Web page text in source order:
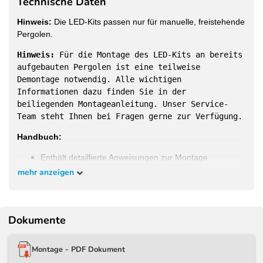
Hinweis: Die LED-Kits passen nur für manuelle, freistehende
Pergolen.
Hinweis:
Für die Montage des LED-Kits an bereits
aufgebauten Pergolen ist eine teilweise
Demontage notwendig. Alle wichtigen
Informationen dazu finden Sie in der
beiliegenden Montageanleitung. Unser Service-
Team steht Ihnen bei Fragen gerne zur Verfügung.
Handbuch:
Enthält detaillierte Anweisungen zur Montage
Passgenaue LED-Kits für die bei uns im Shop
erhältlichen Modelle:
Weide Classic Pergola3 x 3 M anthrazit - 3x3M -
mehr anzeigen
Dokumente
Montage - PDF Dokument